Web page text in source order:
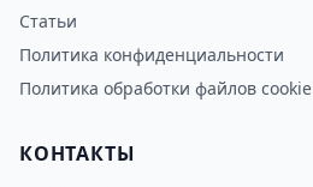
Статьи
Политика конфиденциальности
Политика обработки файлов cookie
КОНТАКТЫ